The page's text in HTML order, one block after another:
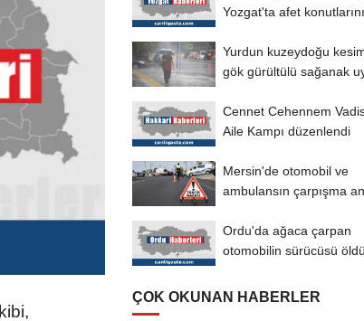
Yozgat'ta afet konutlarını
Yurdun kuzeydoğu
gök gürültülü sağanak
Cennet Cehennem
Aile Kampı düzenlendi
Mersin'de otomobil ve
ambulansın çarpışma
Ordu'da ağaca çarpan
otomobilin sürücüsü öldü
ÇOK OKUNAN HABERLER